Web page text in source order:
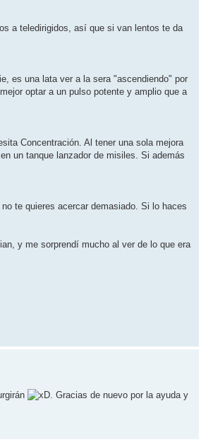
a teledirigidos, así que si van lentos te da
es una lata ver a la sera "ascendiendo" por
optar a un pulso potente y amplio que a
Concentración. Al tener una sola mejora
un tanque lanzador de misiles. Si además
te quieres acercar demasiado. Si lo haces
y me sorprendí mucho al ver de lo que era
. Gracias de nuevo por la ayuda y